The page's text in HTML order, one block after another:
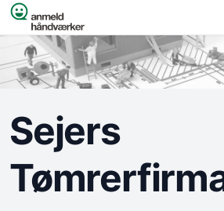
Spring til indhold
Sejers